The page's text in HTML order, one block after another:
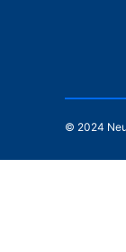
© 2024